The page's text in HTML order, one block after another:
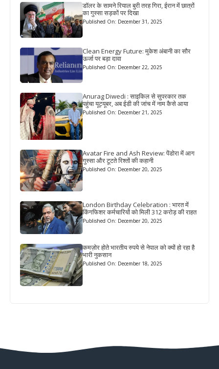
डॉलर के सामने रियाल बुरी तरह गिरा, ईरान में छात्रों
का गुस्सा सड़कों पर दिखा
Published On: December 31, 2025
Clean Energy Future: मुकेश अंबानी का सौर
ऊर्जा पर बड़ा दावा
Published On: December 22, 2025
Anurag Diwedi : साइकिल से सुपरकार तक
पहुंचा यूट्यूबर, अब ईडी की जांच में नाम कैसे आया
Published On: December 21, 2025
Avatar Fire and Ash Review: पेंडोरा में आग
गुस्सा और टूटते रिश्तों की कहानी
Published On: December 20, 2025
London Birthday Celebration : भारत में
किंगफिशर कर्मचारियों को मिली 312 करोड़ की राहत
Published On: December 20, 2025
कमज़ोर होते भारतीय रुपये से नेपाल को क्यों हो रहा है
भारी नुकसान
Published On: December 18, 2025